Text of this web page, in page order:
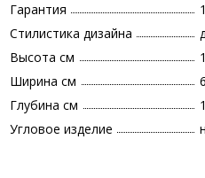
Гарантия
Стилистика дизайна
Высота см
Ширина см
Глубина см
Угловое изделие